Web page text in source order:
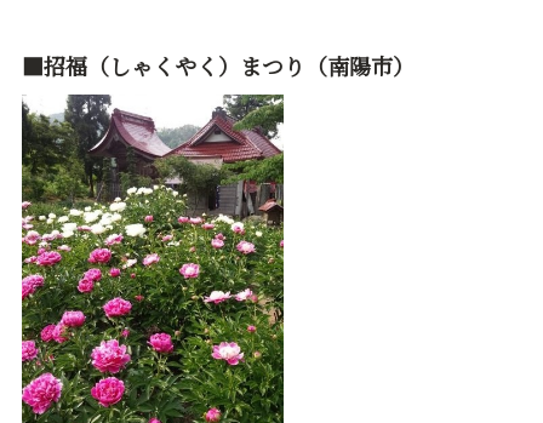
■招福（しゃくやく）まつり（南陽市）